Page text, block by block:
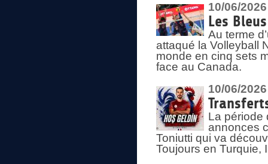
10/06/2026
Les
Au terme
attaqué la Volleyball
monde en cinq sets
face au Canada.
10/06/2026
La période
annonces
Toniutti qui va
Toujours en Turquie,